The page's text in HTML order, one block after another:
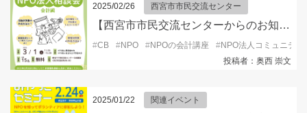
2025/02/26 西宮市市民交流センター
【西宮市市民交流センターからのお知らせ】NPO法人相談会～会計編～
#CB #NPO #NPOの会計講座 #NPO法人コミュニテ
投稿者：奥西 崇文
2025/01/22 関連イベント